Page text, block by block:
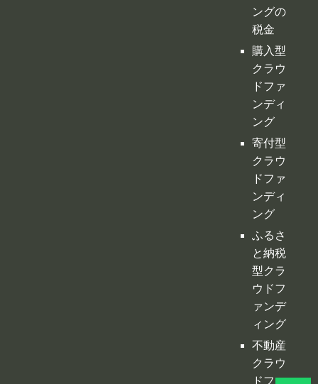
ング
寄付型
クラウ
ドファ
ンディ
ング
ふるさ
と納税
型クラ
ウドフ
ァンデ
ィング
不動産
クラウ
ドファ
ンディ
ング
投資型
クラウ
ドファ
ンディ